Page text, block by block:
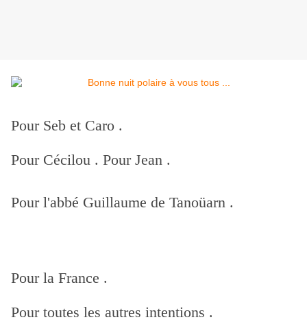
Pour Seb et Caro .
Pour Cécilou . Pour Jean .
Pour l'abbé Guillaume de Tanoüarn .
Pour la France .
Pour toutes les autres intentions .